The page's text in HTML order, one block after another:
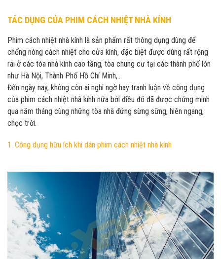
TÁC DỤNG CỦA PHIM CÁCH NHIỆT NHÀ KÍNH
Phim cách nhiệt nhà kính là sản phẩm rất thông dụng dùng để
chống nóng cách nhiệt cho cửa kính, đặc biệt được dùng rất rộng
rãi ở các tòa nhà kính cao tầng, tòa chung cư tại các thành phố lớn
như Hà Nội, Thành Phố Hồ Chí Minh,…
Đến ngày nay, không còn ai nghi ngờ hay tranh luận về công dụng
của phim cách nhiệt nhà kính nữa bởi điều đó đã được chứng minh
qua năm tháng cùng những tòa nhà đứng sừng sững, hiên ngang,
chọc trời.
1. Công dụng hữu ích khi dán phim cách nhiệt nhà kính